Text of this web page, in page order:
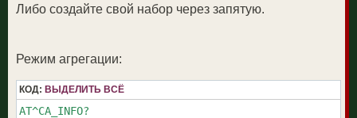
Либо создайте свой набор через запятую.
Режим агрегации:
КОД: ВЫДЕЛИТЬ ВСЁ
AT^CA_INFO?